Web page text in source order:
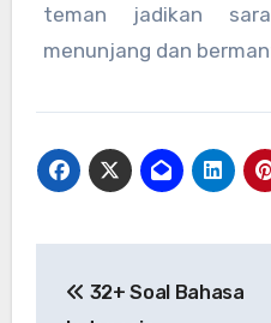
teman jadikan
menunjang dan
32+ Soal Bahasa